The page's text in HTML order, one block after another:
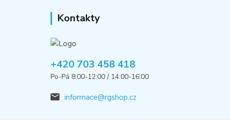
Kontakty
+420 703 458 418
Po-Pá 8:00-12:00 / 14:00-16:00
informace@rgshop.cz